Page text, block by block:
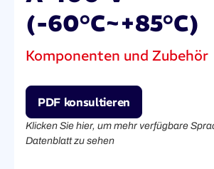
(-60°C~+85°C)
Komponenten und Zubehör
PDF konsultieren
Klicken Sie hier, um mehr verfügbare
Datenblatt zu sehen